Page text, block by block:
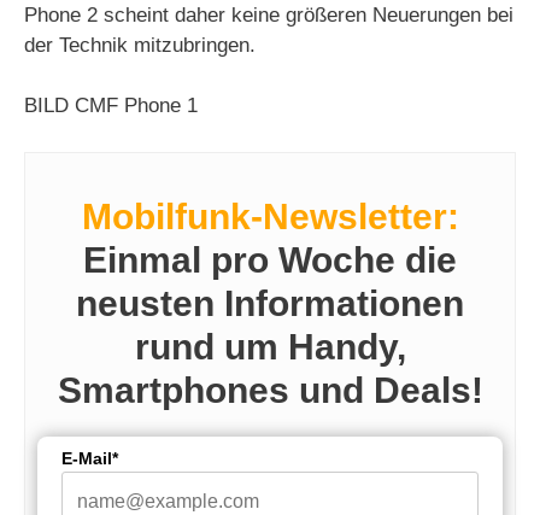
Phone 2 scheint daher keine größeren Neuerungen bei
der Technik mitzubringen.
BILD CMF Phone 1
Mobilfunk-Newsletter:
Einmal pro Woche die
neusten Informationen
rund um Handy,
Smartphones und Deals!
E-Mail*